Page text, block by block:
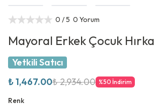
0 / 5 0 Yorum
Mayoral Erkek Çocuk Hırka
Yetkili Satıcı
₺ 1,467.00₺ 2,934.00 %50 İndirim
Renk